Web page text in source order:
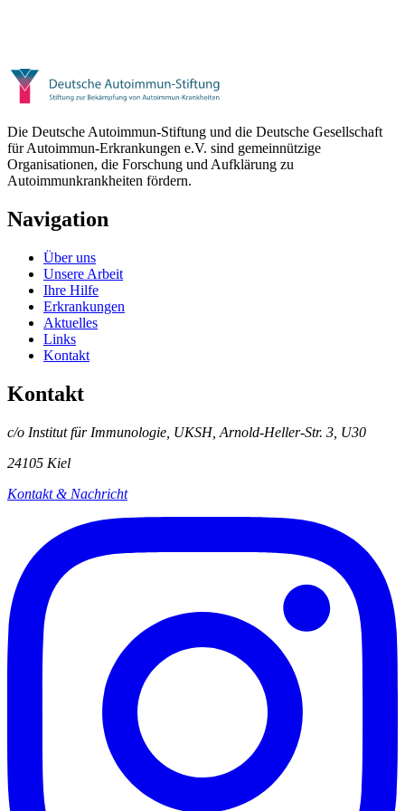
Die Deutsche Autoimmun-Stiftung und die Deutsche Gesellschaft
für Autoimmun-Erkrankungen e.V. sind gemeinnützige
Organisationen, die Forschung und Aufklärung zu
Autoimmunkrankheiten fördern.
Navigation
Über uns
Unsere Arbeit
Ihre Hilfe
Erkrankungen
Aktuelles
Links
Kontakt
Kontakt
c/o Institut für Immunologie, UKSH, Arnold-Heller-Str. 3, U30
24105 Kiel
Kontakt & Nachricht